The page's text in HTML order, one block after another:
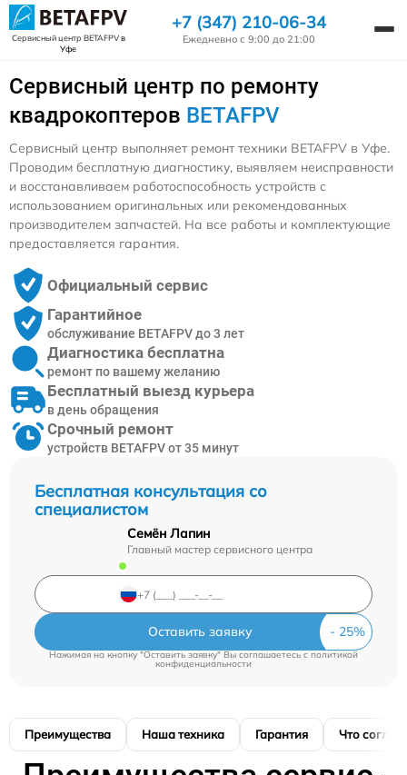
Сервисный центр BETAFPVв
Уфе
+7 (347) 210-06-34
Ежедневно с 9:00 до 21:00
Сервисный центр по ремонту
квадрокоптеров BETAFPV
Бесплатная консультация со
специалистом
Семён Лапин
Главный мастер сервисного центра
Оставить заявку
Нажимая на кнопку "Оставить заявку" Вы соглашаетесь c политикой
конфиденциальности
Сервисный центр выполняет ремонт техники BETAFPV в Уфе.
Проводим бесплатную диагностику, выявляем неисправности
и восстанавливаем работоспособность устройств с
использованием оригинальных или рекомендованных
производителем запчастей. На все работы и комплектующие
предоставляется гарантия.
Официальный сервис
Гарантийное
обслуживание BETAFPV до 3 лет
Диагностика бесплатна
ремонт по вашему желанию
Бесплатный выезд курьера
в день обращения
Срочный ремонт
устройств BETAFPV от 35 минут
Преимущества Наша техника Гарантия Что